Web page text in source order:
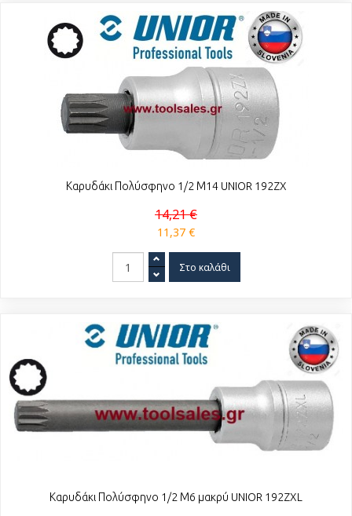
Καρυδάκι Πολύσφηνο 1/2 Μ14 UNIOR 192ZX
14,21 €
11,37 €
Καρυδάκι Πολύσφηνο 1/2 Μ6 μακρύ UNIOR 192ZXL